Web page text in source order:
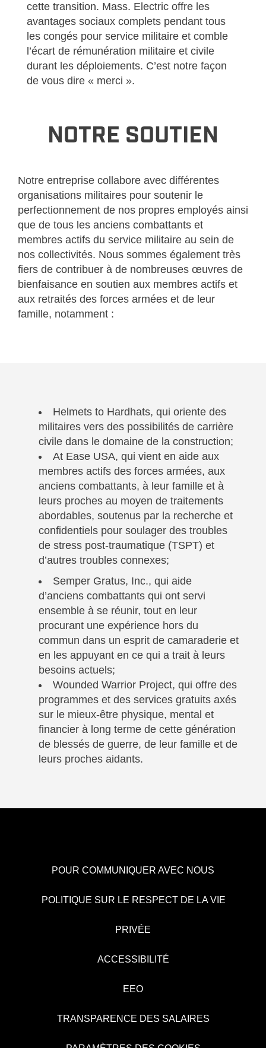
cette transition. Mass. Electric offre les
avantages sociaux complets pendant tous
les congés pour service militaire et comble
l’écart de rémunération militaire et civile
durant les déploiements. C’est notre façon
de vous dire « merci ».
NOTRE SOUTIEN
Notre entreprise collabore avec différentes
organisations militaires pour soutenir le
perfectionnement de nos propres employés ainsi
que de tous les anciens combattants et
membres actifs du service militaire au sein de
nos collectivités. Nous sommes également très
fiers de contribuer à de nombreuses œuvres de
bienfaisance en soutien aux membres actifs et
aux retraités des forces armées et de leur
famille, notamment :
Helmets to Hardhats, qui oriente des
militaires vers des possibilités de carrière
civile dans le domaine de la construction;
At Ease USA, qui vient en aide aux
membres actifs des forces armées, aux
anciens combattants, à leur famille et à
leurs proches au moyen de traitements
abordables, soutenus par la recherche et
confidentiels pour soulager des troubles
de stress post-traumatique (TSPT) et
d’autres troubles connexes;
Semper Gratus, Inc., qui aide
d’anciens combattants qui ont servi
ensemble à se réunir, tout en leur
procurant une expérience hors du
commun dans un esprit de camaraderie et
en les appuyant en ce qui a trait à leurs
besoins actuels;
Wounded Warrior Project, qui offre des
programmes et des services gratuits axés
sur le mieux-être physique, mental et
financier à long terme de cette génération
de blessés de guerre, de leur famille et de
leurs proches aidants.
POUR COMMUNIQUER AVEC NOUS
POLITIQUE SUR LE RESPECT DE LA VIE
PRIVÉE
ACCESSIBILITÉ
EEO
TRANSPARENCE DES SALAIRES